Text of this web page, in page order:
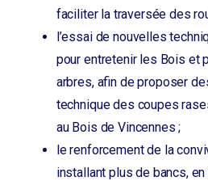
faciliter la traversée des
l’essai de nouvelles
pour entretenir les Bois et
arbres, afin de proposer
technique des coupes
au Bois de Vincennes ;
le renforcement de la
installant plus de bancs,